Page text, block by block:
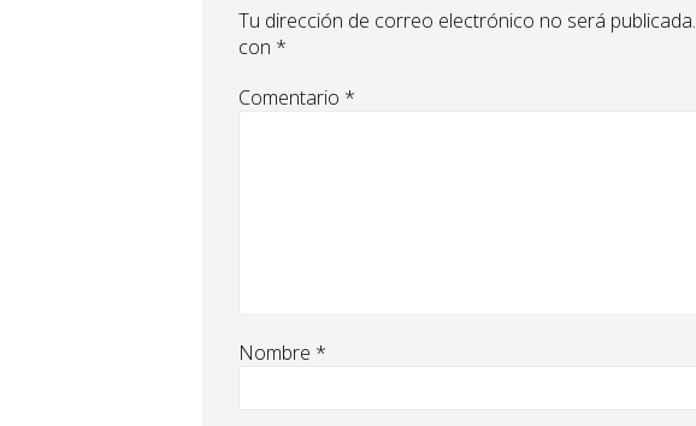
Tu dirección de correo electrónico no será publicada.
con *
Comentario *
Nombre *